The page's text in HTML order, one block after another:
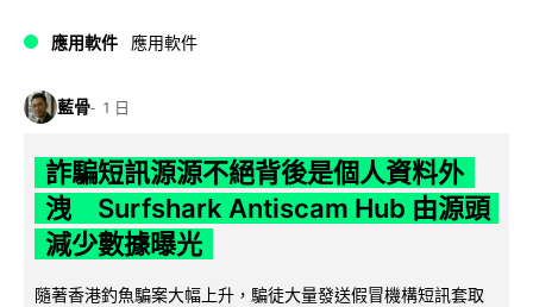
應用軟件 應用軟件
藍骨 1 日
詐騙短訊源源不絕背後是個人資料外
洩 Surfshark Antiscam Hub 由源頭
減少數據曝光
隨著香港釣魚騙案大幅上升，騙徒大量發送假冒機構短訊套取